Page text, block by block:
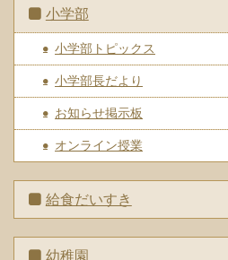
小学部
小学部トピックス
小学部長だより
お知らせ掲示板
オンライン授業
給食だいすき
幼稚園